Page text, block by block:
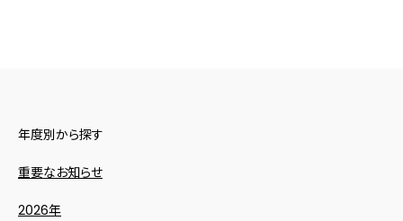
年度別から探す
重要なお知らせ
2026年